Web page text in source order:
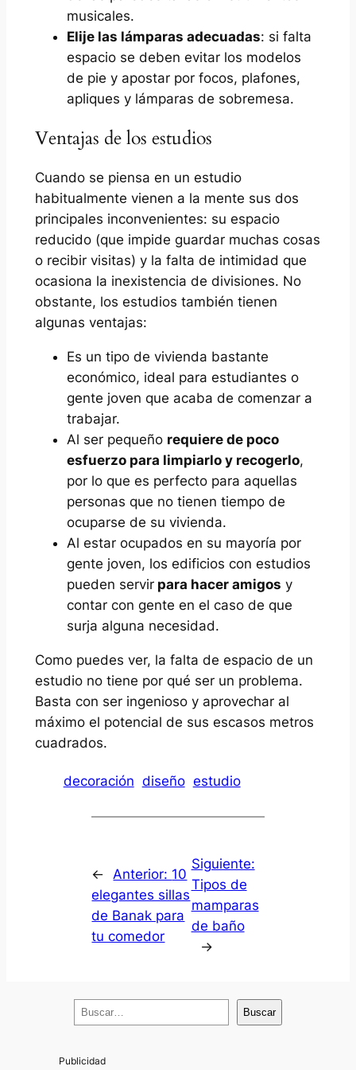
musicales.
Elije las lámparas adecuadas: si falta
espacio se deben evitar los modelos
de pie y apostar por focos, plafones,
apliques y lámparas de sobremesa.
Ventajas de los estudios
Cuando se piensa en un estudio
habitualmente vienen a la mente sus dos
principales inconvenientes: su espacio
reducido (que impide guardar muchas cosas
o recibir visitas) y la falta de intimidad que
ocasiona la inexistencia de divisiones. No
obstante, los estudios también tienen
algunas ventajas:
Es un tipo de vivienda bastante
económico, ideal para estudiantes o
gente joven que acaba de comenzar a
trabajar.
Al ser pequeño requiere de poco
esfuerzo para limpiarlo y recogerlo,
por lo que es perfecto para aquellas
personas que no tienen tiempo de
ocuparse de su vivienda.
Al estar ocupados en su mayoría por
gente joven, los edificios con estudios
pueden servirpara hacer amigos y
contar con gente en el caso de que
surja alguna necesidad.
Como puedes ver, la falta de espacio de un
estudio no tiene por qué ser un problema.
Basta con ser ingenioso y aprovechar al
máximo el potencial de sus escasos metros
cuadrados.
decoración diseño estudio
← Anterior: 10
elegantes sillas
de Banak para
tu comedor
Siguiente:
Tipos de
mamparas
de baño
→
u
Buscar